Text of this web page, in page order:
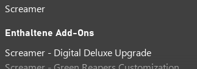
Screamer
Enthaltene Add-Ons
Screamer - Digital Deluxe Upgrade